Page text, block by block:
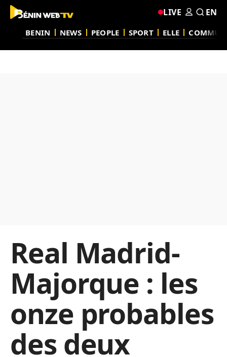
BENIN NEWS PEOPLE SPORT ELLE
LIVE EN
Real Madrid-
Majorque : les
onze probables
des deux